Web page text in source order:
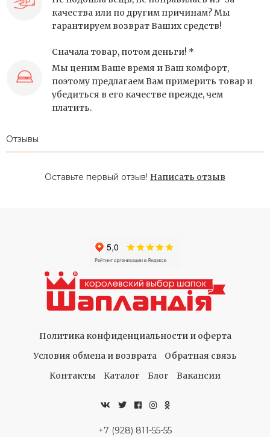
качества или по другим причинам? Мы
гарантируем возврат Ваших средств!
Сначала товар, потом деньги! *
Мы ценим Ваше время и Ваш комфорт,
поэтому предлагаем Вам примерить товар и
убедиться в его качестве прежде, чем
платить.
Отзывы
Оставьте первый отзыв! Написать отзыв
Политика конфиденциальности и оферта
Условия обмена и возврата
Обратная связь
Контакты
Каталог Блог Вакансии
+7 (928) 811-55-55